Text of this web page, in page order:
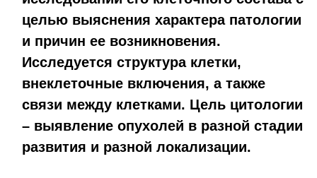
целью выяснения характера патологии
и причин ее возникновения.
Исследуется структура клетки,
внеклеточные включения, а также
связи между клетками. Цель цитологии
– выявление опухолей в разной стадии
развития и разной локализации.